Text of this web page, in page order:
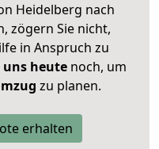
Heidelberg nach
zögern Sie nicht,
in Anspruch zu
heutenoch, um
zu planen.
erhalten